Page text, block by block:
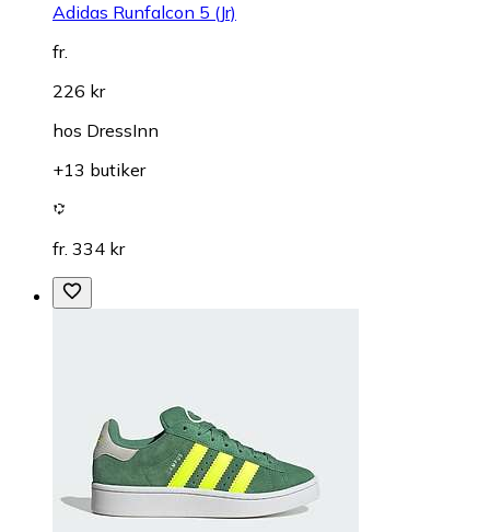
Adidas Runfalcon 5 (Jr)
fr.
226 kr
hos DressInn
+13 butiker
fr. 334 kr